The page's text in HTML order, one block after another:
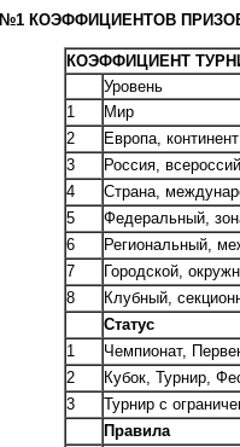
№1 КОЭФФИЦИЕНТОВ
КОЭФФИЦИЕНТ
Уровень
1
Мир
2
Европа, континент
3
Россия,
4
Страна,
5
Федеральный,
6
Региональный,
7
Городской,
8
Клубный,
Статус
1
Чемпионат,
2
Кубок, Турнир,
3
Турнир с
Правила